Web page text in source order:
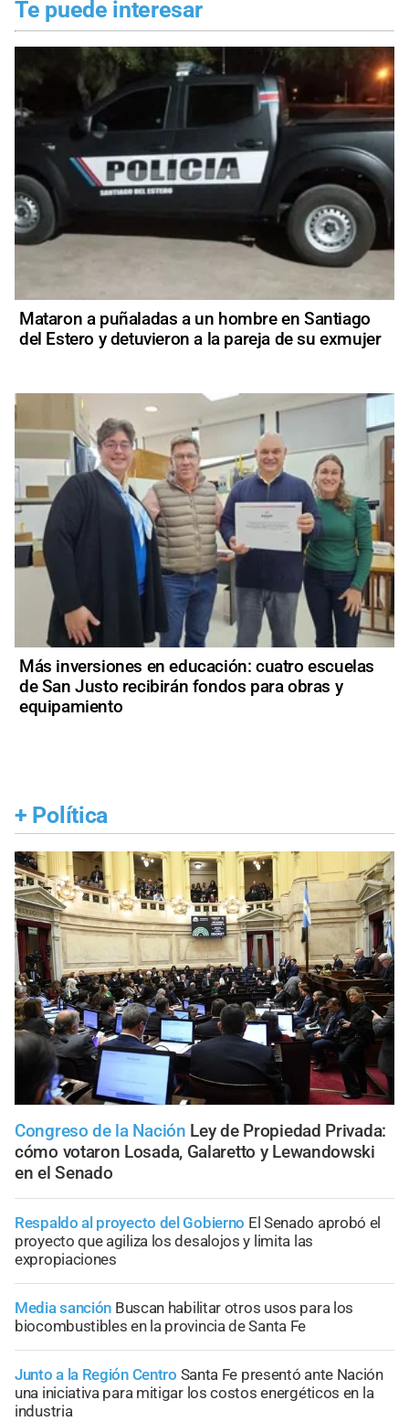
Te puede interesar
Mataron a puñaladas a un hombre en Santiago
del Estero y detuvieron a la pareja de su exmujer
Más inversiones en educación: cuatro escuelas
de San Justo recibirán fondos para obras y
equipamiento
+ Política
Congreso de la Nación Ley de Propiedad Privada:
cómo votaron Losada, Galaretto y Lewandowski
en el Senado
Respaldo al proyecto del Gobierno El Senado aprobó el
proyecto que agiliza los desalojos y limita las
expropiaciones
Media sanción Buscan habilitar otros usos para los
biocombustibles en la provincia de Santa Fe
Junto a la Región Centro Santa Fe presentó ante Nación
una iniciativa para mitigar los costos energéticos en la
industria